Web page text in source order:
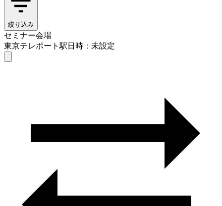
絞り込み
セミナー会場
東京テレポート駅日時：未設定